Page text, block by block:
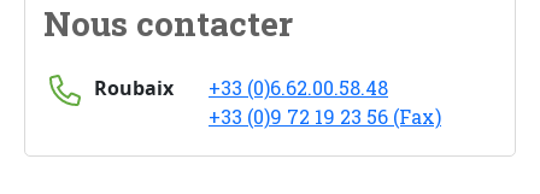
Nous contacter
Roubaix
+33 (0)6.62.00.58.48
+33 (0)9 72 19 23 56 (Fax)